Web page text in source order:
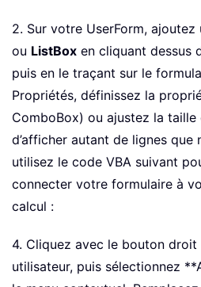
2. Sur votre UserForm,
ou ListBox en cliquant dessus
puis en le traçant sur le
Propriétés, définissez la
ComboBox) ou ajustez la
d’afficher autant de lignes que
utilisez le code VBA suivant
connecter votre formulaire à
calcul :
4. Cliquez avec le bouton
utilisateur, puis sélectionnez